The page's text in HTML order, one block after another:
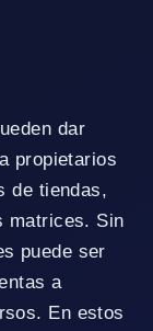
dar
propietarios
de tiendas,
matrices. Sin
puede ser
a
En estos